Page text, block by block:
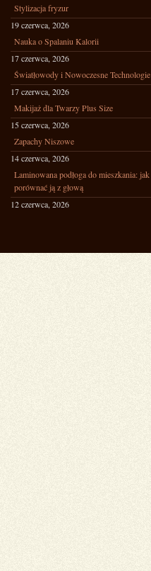
Stylizacja fryzur
19 czerwca, 2026
Nauka o Spalaniu Kalorii
17 czerwca, 2026
Światłowody i Nowoczesne Technologie
17 czerwca, 2026
Makijaż dla Twarzy Plus Size
15 czerwca, 2026
Zapachy Niszowe
14 czerwca, 2026
Laminowana podłoga do mieszkania: jak
porównać ją z głową
12 czerwca, 2026